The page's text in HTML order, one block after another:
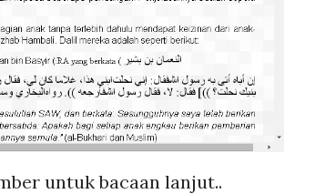
untuk bacaan lanjut..